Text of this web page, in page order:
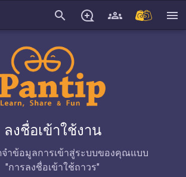
search menu
ลงชื่อเข้าใช้งาน
จำข้อมูลการเข้าสู่ระบบของคุณแบบ
"การลงชื่อเข้าใช้ถาวร"